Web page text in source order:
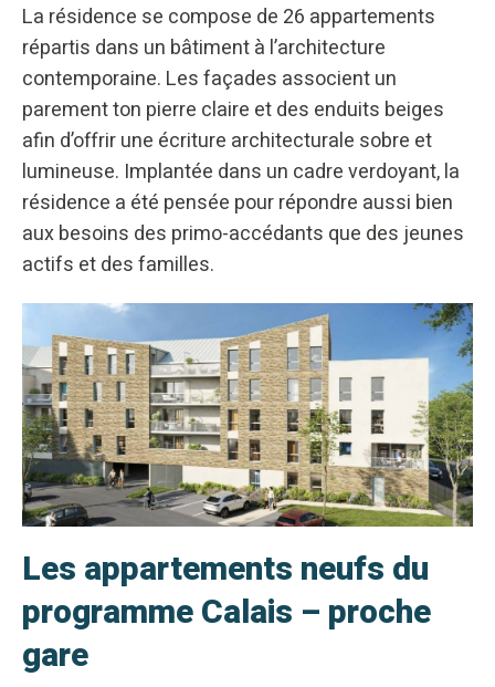
La résidence se compose de 26 appartements
répartis dans un bâtiment à l’architecture
contemporaine. Les façades associent un
parement ton pierre claire et des enduits beiges
afin d’offrir une écriture architecturale sobre et
lumineuse. Implantée dans un cadre verdoyant, la
résidence a été pensée pour répondre aussi bien
aux besoins des primo-accédants que des jeunes
actifs et des familles.
Les appartements neufs du
programme Calais – proche
gare